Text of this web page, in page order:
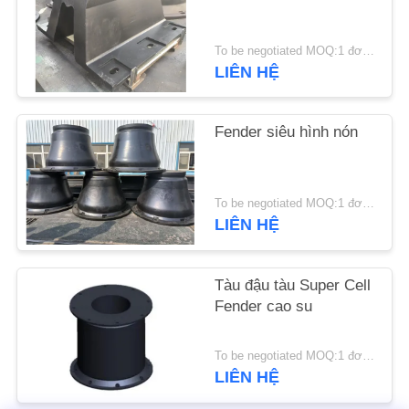
YÊU
CẦU
ĐẶT
GIÁ
SƠ
ĐỒ
TRANG
PRIVACY
POLICY
To be negotiated MOQ:1 đơn vị
LIÊN HỆ
Fender siêu hình nón
To be negotiated MOQ:1 đơn vị
LIÊN HỆ
Tàu đậu tàu Super Cell
Fender cao su
To be negotiated MOQ:1 đơn vị
LIÊN HỆ